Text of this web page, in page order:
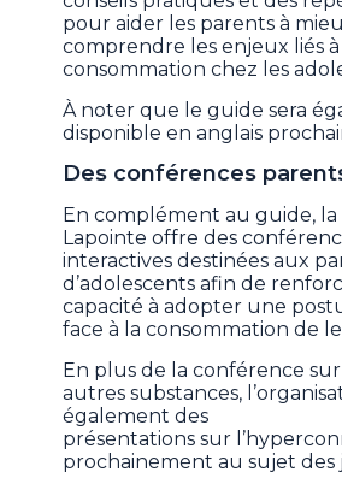
pour aider les parents à
comprendre les enjeux liés à
consommation chez les
À noter que le guide sera
disponible en anglais
Des conférences
En complément au guide, la
Lapointe offre des
interactives destinées aux
d’adolescents afin de
capacité à adopter une
face à la consommation de
En plus de la conférence sur
autres substances,
également des
présentations sur
prochainement au sujet des